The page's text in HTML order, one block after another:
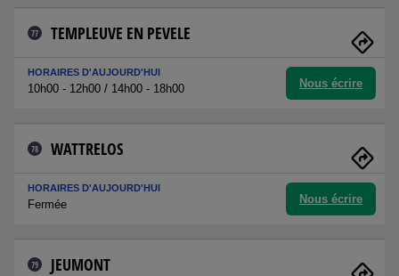
77 TEMPLEUVE EN PEVELE
HORAIRES D'AUJOURD'HUI
10h00 - 12h00 / 14h00 - 18h00 Nous écrire
78 WATTRELOS
HORAIRES D'AUJOURD'HUI
Fermée Nous écrire
79 JEUMONT